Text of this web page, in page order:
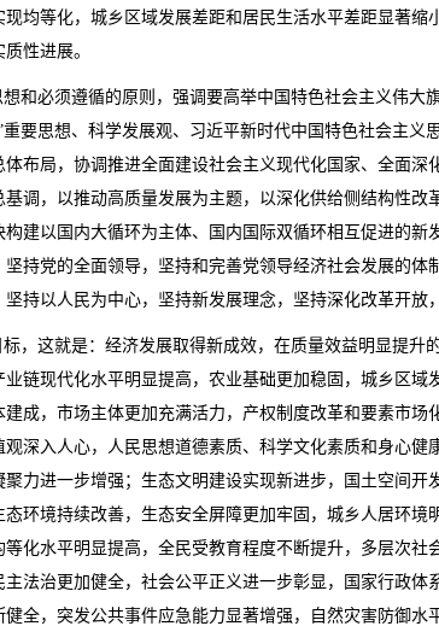
均等化，城乡区域发展差距和居民生活水平差距显著
性进展。
和必须遵循的原则，强调要高举中国特色社会主义伟
要思想、科学发展观、习近平新时代中国特色社会主
布局，协调推进全面建设社会主义现代化国家、全面
调，以推动高质量发展为主题，以深化供给侧结构性
建以国内大循环为主体、国内国际双循环相互促进的
持党的全面领导，坚持和完善党领导经济社会发展的
持以人民为中心，坚持新发展理念，坚持深化改革开放
，这就是：经济发展取得新成效，在质量效益明显提
链现代化水平明显提高，农业基础更加稳固，城乡区
成，市场主体更加充满活力，产权制度改革和要素市
深入人心，人民思想道德素质、科学文化素质和身心
力进一步增强；生态文明建设实现新进步，国土空间
环境持续改善，生态安全屏障更加牢固，城乡人居环
化水平明显提高，全民受教育程度不断提升，多层次
法治更加健全，社会公平正义进一步彰显，国家行政
全，突发公共事件应急能力显著增强，自然灾害防御水